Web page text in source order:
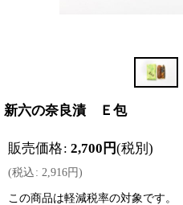
新六の奈良漬 Ｅ包
販売価格: 2,700 円(税別)
(税込: 2,916円)
この商品は軽減税率の対象です。